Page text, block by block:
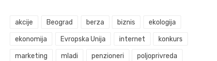
akcije Beograd berza biznis ekologija
ekonomija Evropska Unija internet konkurs
marketing mladi penzioneri poljoprivreda